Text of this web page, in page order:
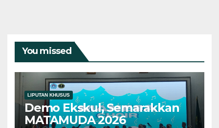
You missed
LIPUTAN KHUSUS
Demo Ekskul, Semarakkan
MATAMUDA 2026